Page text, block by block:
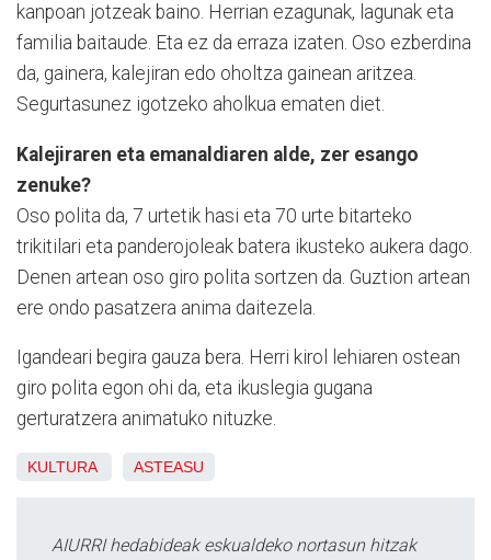
kanpoan jotzeak baino. Herrian ezagunak, lagunak eta
familia baitaude. Eta ez da erraza izaten. Oso ezberdina
da, gainera, kalejiran edo oholtza gainean aritzea.
Segurtasunez igotzeko aholkua ematen diet.
Kalejiraren eta emanaldiaren alde, zer esango
zenuke?
Oso polita da, 7 urtetik hasi eta 70 urte bitarteko
trikitilari eta panderojoleak batera ikusteko aukera dago.
Denen artean oso giro polita sortzen da. Guztion artean
ere ondo pasatzera anima daitezela.
Igandeari begira gauza bera. Herri kirol lehiaren ostean
giro polita egon ohi da, eta ikuslegia gugana
gerturatzera animatuko nituzke.
KULTURA ASTEASU
AIURRI hedabideak eskualdeko nortasun hitzak